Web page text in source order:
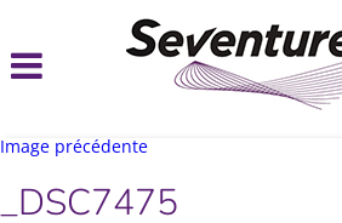
Image précédente
_DSC7475